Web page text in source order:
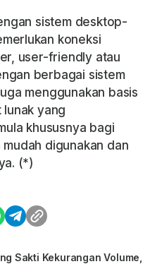
sistem desktop-
koneksi
user-friendly atau
berbagai sistem
menggunakan basis
yang
khususnya bagi
digunakan dan
(*)
Sakti Kekurangan Volume,